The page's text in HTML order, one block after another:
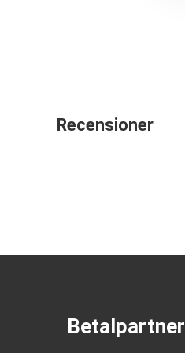
Recensioner
Betalpartner